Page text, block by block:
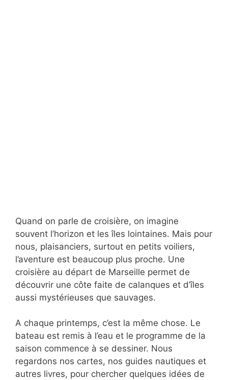
Quand on parle de croisière, on imagine
souvent l’horizon et les îles lointaines. Mais pour
nous, plaisanciers, surtout en petits voiliers,
l’aventure est beaucoup plus proche. Une
croisière au départ de Marseille permet de
découvrir une côte faite de calanques et d’îles
aussi mystérieuses que sauvages.
A chaque printemps, c’est la même chose. Le
bateau est remis à l’eau et le programme de la
saison commence à se dessiner. Nous
regardons nos cartes, nos guides nautiques et
autres livres, pour chercher quelques idées de